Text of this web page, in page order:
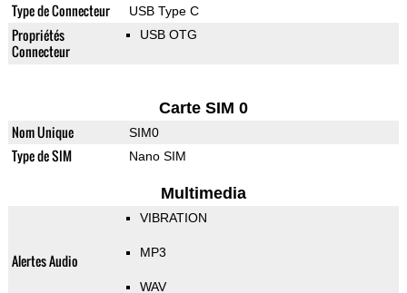
Type de Connecteur USB Type C
Propriétés
Connecteur
USB OTG
Carte SIM 0
Nom Unique SIM0
Type de SIM Nano SIM
Multimedia
Alertes Audio
VIBRATION
MP3
WAV